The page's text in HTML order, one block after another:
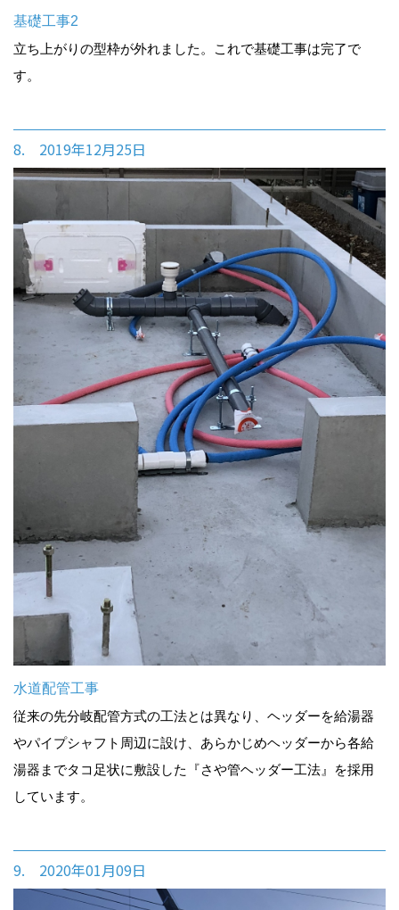
基礎工事2
立ち上がりの型枠が外れました。これで基礎工事は完了で
す。
8. 2019年12月25日
水道配管工事
従来の先分岐配管方式の工法とは異なり、ヘッダーを給湯器
やパイプシャフト周辺に設け、あらかじめヘッダーから各給
湯器までタコ足状に敷設した『さや管ヘッダー工法』を採用
しています。
9. 2020年01月09日